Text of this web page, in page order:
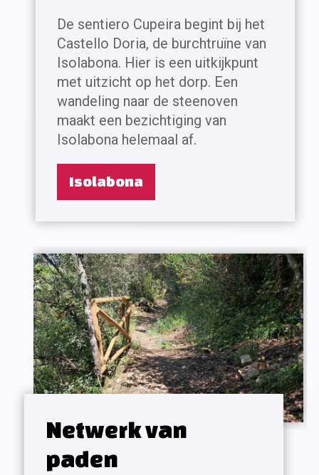
De sentiero Cupeira begint bij het
Castello Doria, de burchtruïne van
Isolabona. Hier is een uitkijkpunt
met uitzicht op het dorp. Een
wandeling naar de steenoven
maakt een bezichtiging van
Isolabona helemaal af.
Isolabona
Netwerk van
paden